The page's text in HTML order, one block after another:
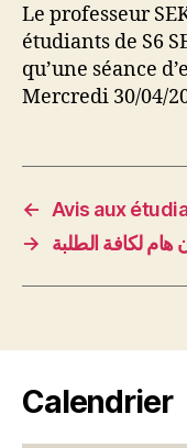
Le professeur
étudiants de S6
qu’une séance
Mercredi 30/04/
←
Avis aux
→
هام لكافة الطلبة
Calendrier